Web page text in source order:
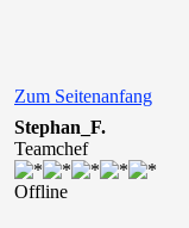
Zum Seitenanfang
Stephan_F.
Teamchef
Offline